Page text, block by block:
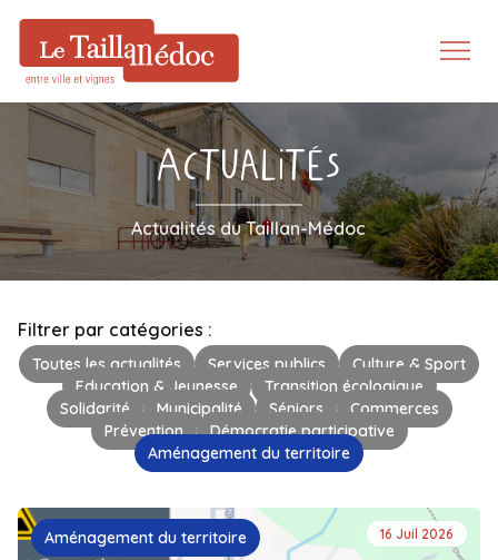
Actualités
Actualités du Taillan-Médoc
Filtrer par catégories :
Toutes les actualités Services publics
Culture & Sport
Education & Jeunesse
Transition écologique
Solidarité
Municipalité Séniors
Commerces
Prévention
Démocratie participative
Aménagement du territoire
Aménagement du territoire 16 Juil 2026